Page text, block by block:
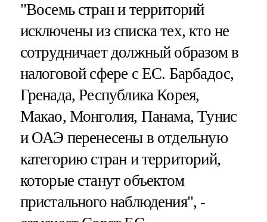
"Восемь стран и территорий
исключены из списка тех, кто не
сотрудничает должный образом в
налоговой сфере с ЕС. Барбадос,
Гренада, Республика Корея,
Макао, Монголия, Панама, Тунис
и ОАЭ перенесены в отдельную
категорию стран и территорий,
которые станут объектом
пристального наблюдения", -